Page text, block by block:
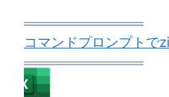
コマンドプロンプトで